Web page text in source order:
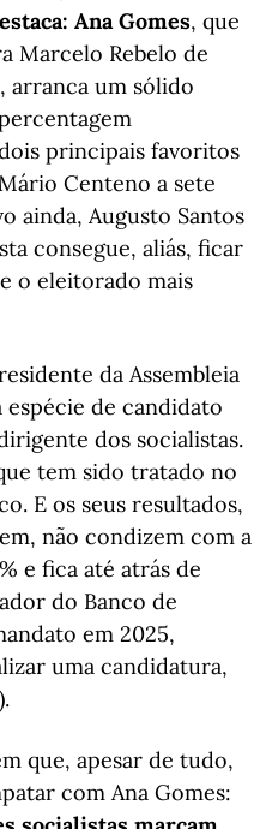
Ana Gomes, que
Marcelo Rebelo de
arranca um sólido
principais favoritos
Centeno a sete
ainda, Augusto Santos
consegue, aliás, ficar
o eleitorado mais
da Assembleia
espécie de candidato
dos socialistas.
tem sido tratado no
E os seus resultados,
não condizem com a
e fica até atrás de
do Banco de
em 2025,
uma candidatura,
que, apesar de tudo,
com Ana Gomes: